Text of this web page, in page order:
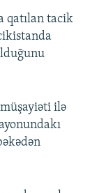
qatılan tacik
ilə